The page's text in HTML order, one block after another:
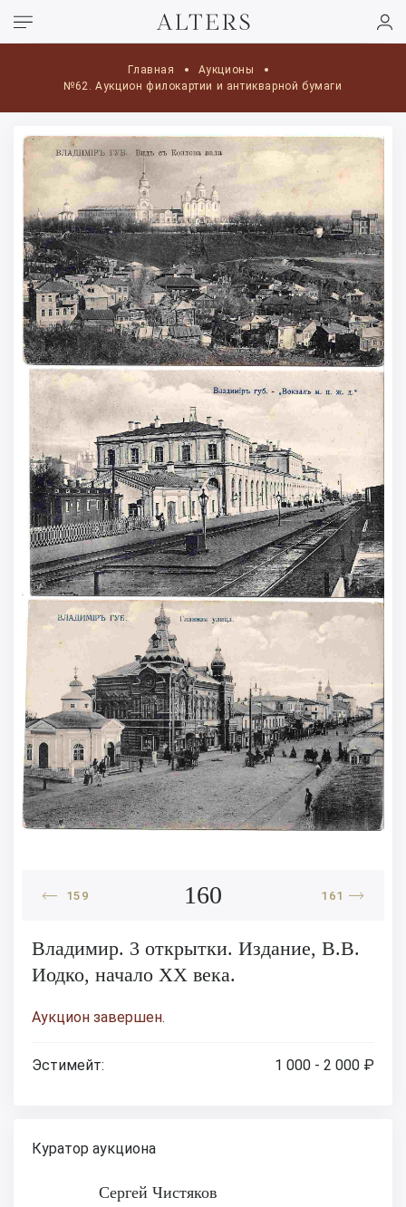
Главная
Аукционы
№62. Аукцион филокартии и антикварной бумаги
159 160 161
Владимир. 3 открытки. Издание, В.В.
Иодко, начало XX века.
Аукцион завершен.
Эстимейт: 1 000 - 2 000 ₽
Куратор аукциона
Сергей Чистяков